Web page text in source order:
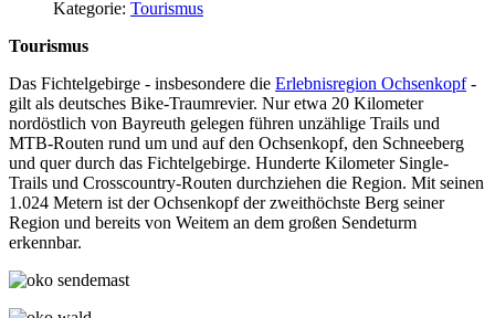
Kategorie: Tourismus
Tourismus
Das Fichtelgebirge - insbesondere die Erlebnisregion Ochsenkopf-
gilt als deutsches Bike-Traumrevier. Nur etwa 20 Kilometer
nordöstlich von Bayreuth gelegen führen unzählige Trails und
MTB-Routen rund um und auf den Ochsenkopf, den Schneeberg
und quer durch das Fichtelgebirge. Hunderte Kilometer Single-
Trails und Crosscountry-Routen durchziehen die Region. Mit seinen
1.024 Metern ist der Ochsenkopf der zweithöchste Berg seiner
Region und bereits von Weitem an dem großen Sendeturm
erkennbar.